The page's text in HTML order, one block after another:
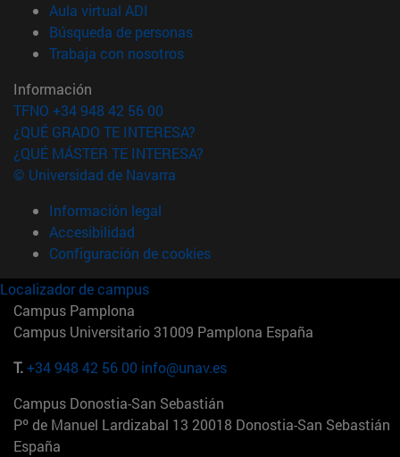
Aula virtual ADI
Búsqueda de personas(abre en nueva ventana)
Trabaja con nosotros(abre en nueva ventana)
Información
TFNO +34 948 42 56 00
¿QUÉ GRADO TE INTERESA?
¿QUÉ MÁSTER TE INTERESA?
© Universidad de Navarra
Información legal
Accesibilidad
Configuración de cookies
Localizador de campus
Campus Pamplona
Campus Universitario 31009 Pamplona España
T.+34 948 42 56 00 info@unav.es
Campus Donostia-San Sebastián
Pº de Manuel Lardizabal 13 20018 Donostia-San Sebastián
España